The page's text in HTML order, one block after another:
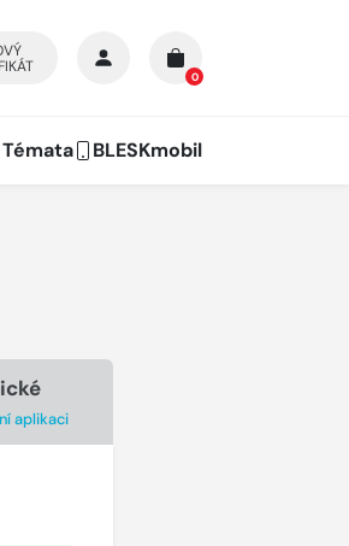
0
Témata BLESKmobil
aplikaci